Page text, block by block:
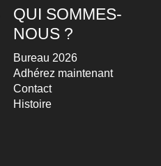
QUI SOMMES-
NOUS ?
Bureau 2026
Adhérez maintenant
Contact
Histoire